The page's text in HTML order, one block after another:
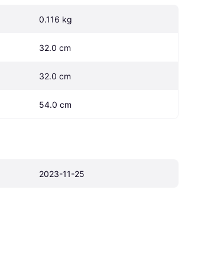
0.116 kg
32.0 cm
32.0 cm
54.0 cm
2023-11-25